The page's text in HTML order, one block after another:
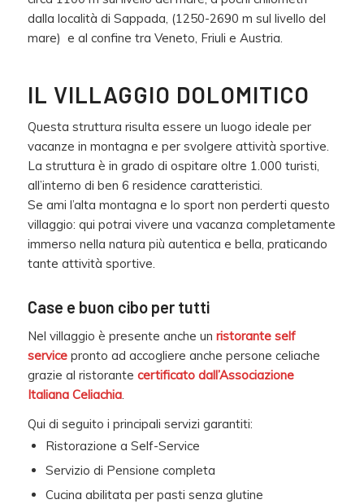
dalla località di Sappada, (1250-2690 m sul livello del
mare) e al confine tra Veneto, Friuli e Austria.
IL VILLAGGIO DOLOMITICO
Questa struttura risulta essere un luogo ideale per
vacanze in montagna e per svolgere attività sportive.
La struttura è in grado di ospitare oltre 1.000 turisti,
all’interno di ben 6 residence caratteristici.
Se ami l’alta montagna e lo sport non perderti questo
villaggio: qui potrai vivere una vacanza completamente
immerso nella natura più autentica e bella, praticando
tante attività sportive.
Case e buon cibo per tutti
Nel villaggio è presente anche un ristorante self
servicepronto ad accogliere anche persone celiache
grazie al ristorante certificato dall’Associazione
Italiana Celiachia.
Qui di seguito i principali servizi garantiti:
Ristorazione a Self-Service
Servizio di Pensione completa
Cucina abilitata per pasti senza glutine